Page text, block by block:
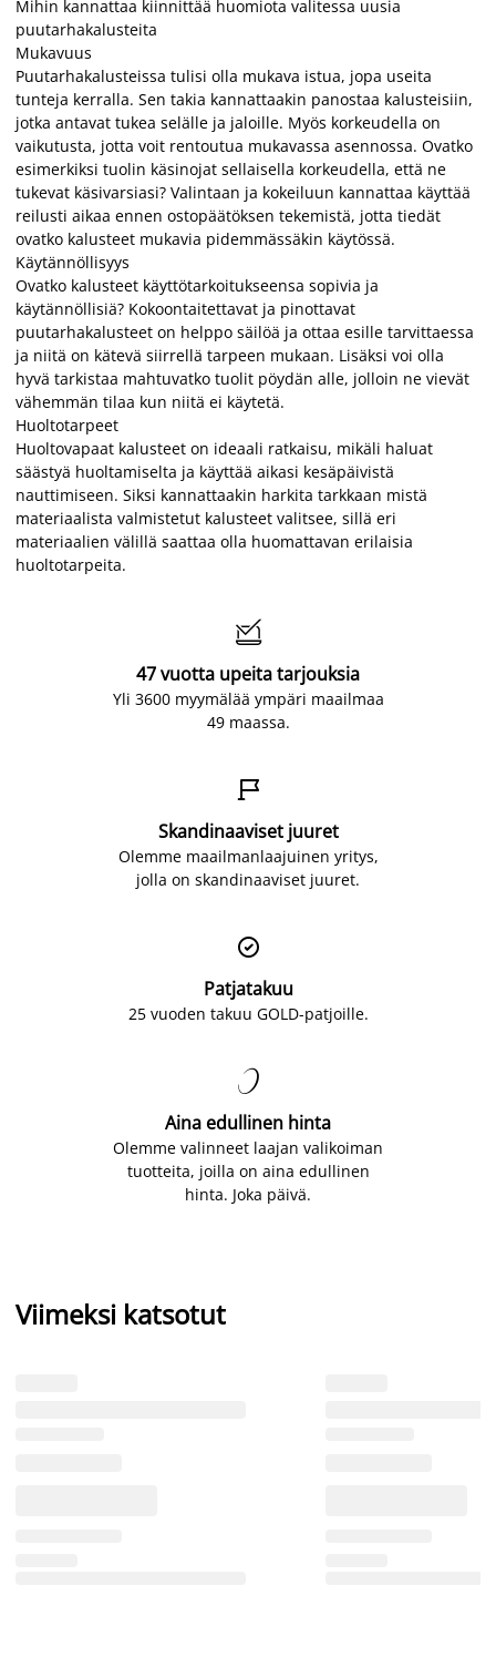
Mihin kannattaa kiinnittää huomiota valitessa uusia
puutarhakalusteita
Mukavuus
Puutarhakalusteissa tulisi olla mukava istua, jopa useita
tunteja kerralla. Sen takia kannattaakin panostaa kalusteisiin,
jotka antavat tukea selälle ja jaloille. Myös korkeudella on
vaikutusta, jotta voit rentoutua mukavassa asennossa. Ovatko
esimerkiksi tuolin käsinojat sellaisella korkeudella, että ne
tukevat käsivarsiasi? Valintaan ja kokeiluun kannattaa käyttää
reilusti aikaa ennen ostopäätöksen tekemistä, jotta tiedät
ovatko kalusteet mukavia pidemmässäkin käytössä.
Käytännöllisyys
Ovatko kalusteet käyttötarkoitukseensa sopivia ja
käytännöllisiä? Kokoontaitettavat ja pinottavat
puutarhakalusteet on helppo säilöä ja ottaa esille tarvittaessa
ja niitä on kätevä siirrellä tarpeen mukaan. Lisäksi voi olla
hyvä tarkistaa mahtuvatko tuolit pöydän alle, jolloin ne vievät
vähemmän tilaa kun niitä ei käytetä.
Huoltotarpeet
Huoltovapaat kalusteet on ideaali ratkaisu, mikäli haluat
säästyä huoltamiselta ja käyttää aikasi kesäpäivistä
nauttimiseen. Siksi kannattaakin harkita tarkkaan mistä
materiaalista valmistetut kalusteet valitsee, sillä eri
materiaalien välillä saattaa olla huomattavan erilaisia
huoltotarpeita.

47 vuotta upeita tarjouksia
Yli 3600 myymälää ympäri maailmaa
49 maassa.

Skandinaaviset juuret
Olemme maailmanlaajuinen yritys,
jolla on skandinaaviset juuret.

Patjatakuu
25 vuoden takuu GOLD-patjoille.

Aina edullinen hinta
Olemme valinneet laajan valikoiman
tuotteita, joilla on aina edullinen
hinta. Joka päivä.
Viimeksi katsotut